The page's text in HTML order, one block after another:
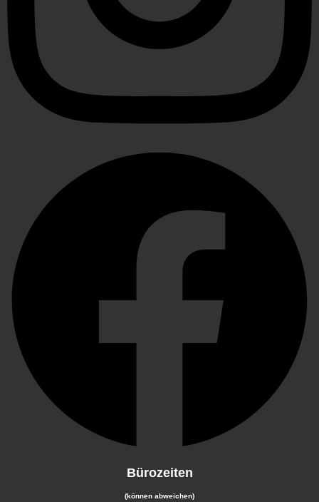
Bürozeiten
(können abweichen)